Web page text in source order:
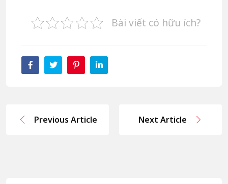
Bài viết có hữu ích?
Previous Article Next Article